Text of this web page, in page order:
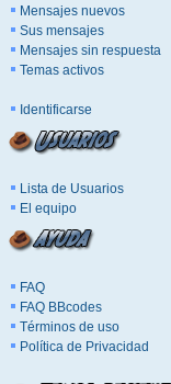
Mensajes nuevos
Sus mensajes
Mensajes sin respuesta
Temas activos
Identificarse
Lista de Usuarios
El equipo
FAQ
FAQ BBcodes
Términos de uso
Política de Privacidad